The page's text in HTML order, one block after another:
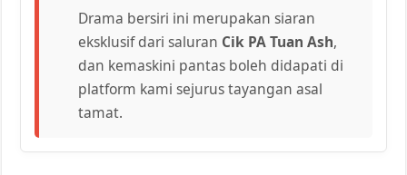
Drama bersiri ini merupakan siaran
eksklusif dari saluran Cik PA Tuan Ash,
dan kemaskini pantas boleh didapati di
platform kami sejurus tayangan asal
tamat.